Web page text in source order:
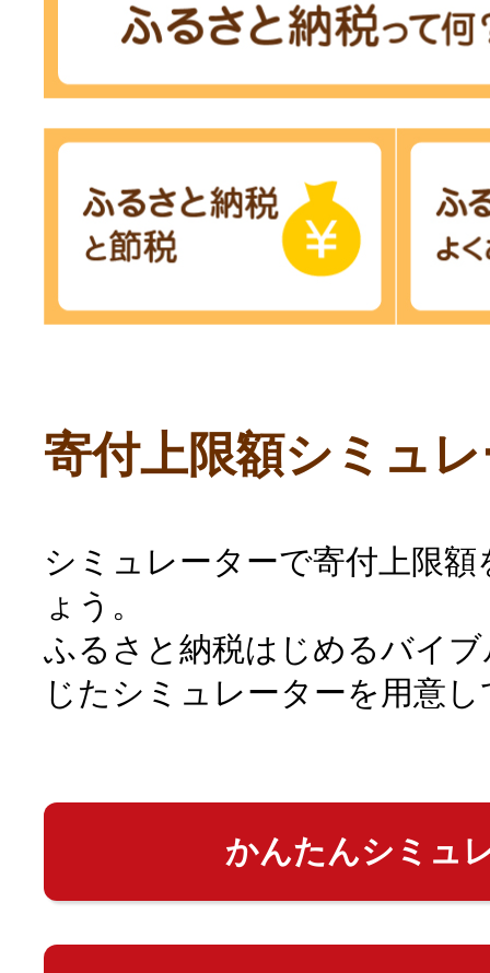
寄付上限額シミュ
シミュレーターで寄付上限
ょう。
ふるさと納税はじめるバイ
じたシミュレーターを用意
かんたんシミュ